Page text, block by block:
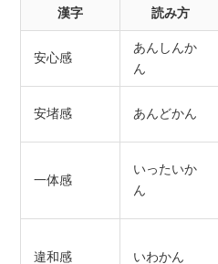
漢字 読み方
安心感
あんしんか
ん
安堵感 あんどかん
一体感
いったいか
ん
違和感 いわかん